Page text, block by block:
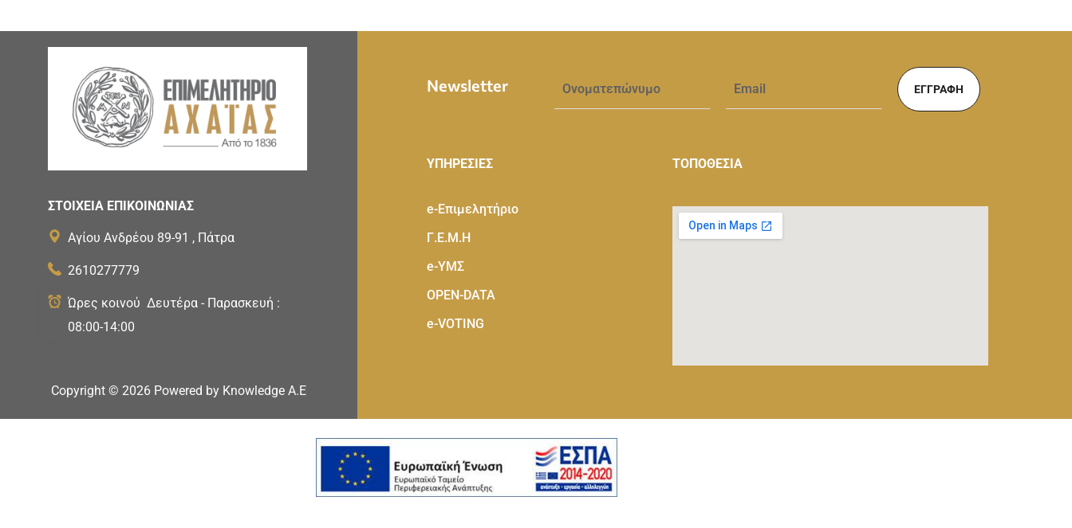
ΣΤΟΙΧΕΙΑ ΕΠΙΚΟΙΝΩΝΙΑΣ
Αγίου Ανδρέου 89-91 , Πάτρα
2610277779
Ώρες κοινού Δευτέρα - Παρασκευή :
08:00-14:00
Copyright © 2026 Powered by Knowledge A.E
Newsletter ΕΓΓΡΑΦΉ
ΥΠΗΡΕΣΙΕΣ
e-Eπιμελητήριο
Γ.Ε.Μ.Η
e-ΥΜΣ
OPEN-DATA
e-VOTING
ΤΟΠΟΘΕΣΙΑ